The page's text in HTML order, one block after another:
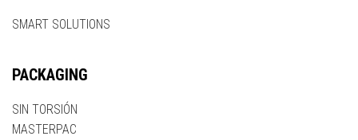
SMART SOLUTIONS
PACKAGING
SIN TORSIÓN
MASTERPAC